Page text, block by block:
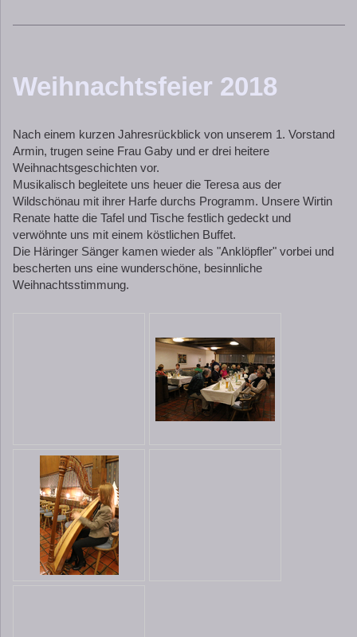
Weihnachtsfeier 2018
Nach einem kurzen Jahresrückblick von unserem 1. Vorstand
Armin, trugen seine Frau Gaby und er drei heitere
Weihnachtsgeschichten vor.
Musikalisch begleitete uns heuer die Teresa aus der
Wildschönau mit ihrer Harfe durchs Programm. Unsere Wirtin
Renate hatte die Tafel und Tische festlich gedeckt und
verwöhnte uns mit einem köstlichen Buffet.
Die Häringer Sänger kamen wieder als "Anklöpfler" vorbei und
bescherten uns eine wunderschöne, besinnliche
Weihnachtsstimmung.